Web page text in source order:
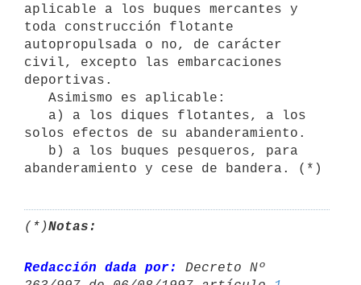
aplicable a los buques mercantes y
toda construcción flotante
autopropulsada o no, de carácter
civil, excepto las embarcaciones
deportivas.
solos efectos de su abanderamiento.
(*)Notas:
Redacción dada por:
Decreto Nº